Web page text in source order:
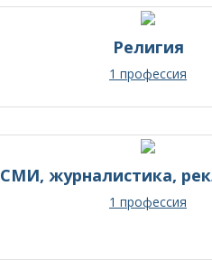
Религия
1 профессия
СМИ, журналистика,
1 профессия